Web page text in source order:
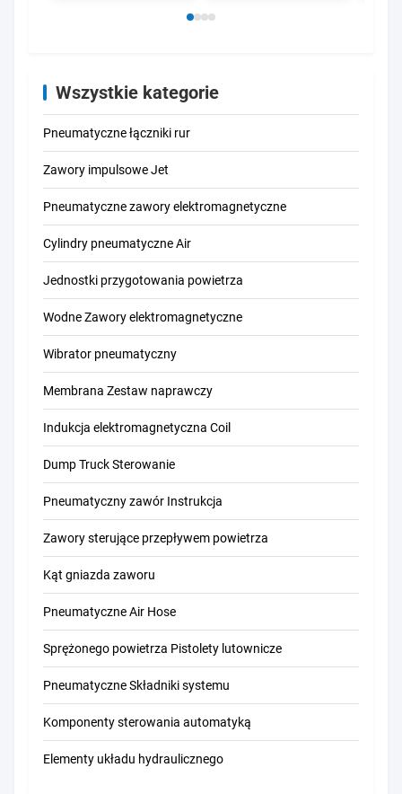
Wszystkie kategorie
Pneumatyczne łączniki rur
Zawory impulsowe Jet
Pneumatyczne zawory elektromagnetyczne
Cylindry pneumatyczne Air
Jednostki przygotowania powietrza
Wodne Zawory elektromagnetyczne
Wibrator pneumatyczny
Membrana Zestaw naprawczy
Indukcja elektromagnetyczna Coil
Dump Truck Sterowanie
Pneumatyczny zawór Instrukcja
Zawory sterujące przepływem powietrza
Kąt gniazda zaworu
Pneumatyczne Air Hose
Sprężonego powietrza Pistolety lutownicze
Pneumatyczne Składniki systemu
Komponenty sterowania automatyką
Elementy układu hydraulicznego